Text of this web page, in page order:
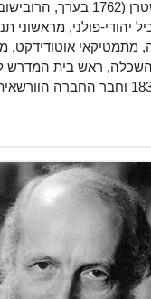
יהודי-פולני, מראשוני
מתמטיקאי אוטודידקט,
ראש בית המדרש
בשנים 1826–1835 וחבר החברה